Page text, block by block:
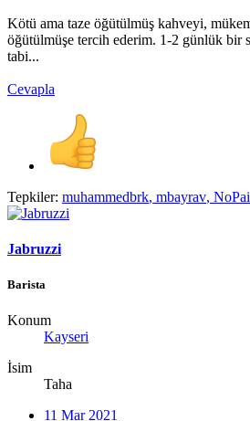
Kötü ama taze öğütülmüş kahveyi,
öğütülmüşe tercih ederim. 1-2 günlük bir
tabi...
Cevapla
Tepkiler: muhammedbrk, mbayrav,
Jabruzzi
Barista
Konum
Kayseri
İsim
Taha
11 Mar 2021